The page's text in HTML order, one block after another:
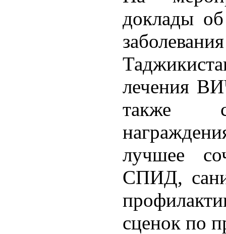
доклады
лечения
также
лучшее
СПИД,
сценок по